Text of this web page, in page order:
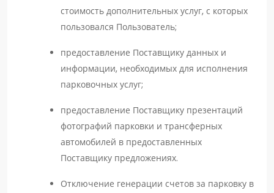
стоимость дополнительных услуг, с которых
пользовался Пользователь;
предоставление Поставщику данных и
информации, необходимых для исполнения
парковочных услуг;
предоставление Поставщику презентаций
фотографий парковки и трансферных
автомобилей в предоставленных
Поставщику предложениях.
Отключение генерации счетов за парковку в